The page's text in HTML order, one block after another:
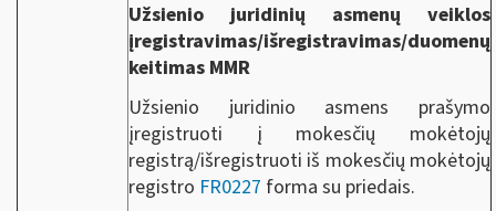
Užsienio juridinių asmenų veiklos
įregistravimas/išregistravimas/duomenų
keitimas MMR
Užsienio juridinio asmens prašymo
įregistruoti į mokesčių mokėtojų
registrą/išregistruoti iš mokesčių mokėtojų
registro FR0227 forma su priedais.